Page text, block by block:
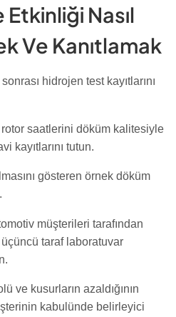
Nasıl
Ve Kanıtlamak
hidrojen test kayıtlarını
rotor saatlerini döküm kalitesiyle
kayıtlarını tutun.
gösteren örnek döküm
müşterileri tarafından
taraf laboratuvar
ve kusurların azaldığının
kabulünde belirleyici